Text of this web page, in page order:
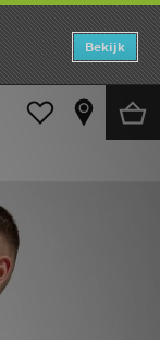
Bekijk